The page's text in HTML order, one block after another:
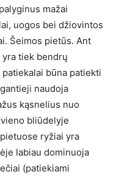
mažai
uogos bei džiovintos
Šeimos pietūs. Ant
tiek bendrų
būna patiekti
naudoja
kąsnelius nuo
bliūdelyje
ryžiai yra
labiau dominuoja
(patiekiami